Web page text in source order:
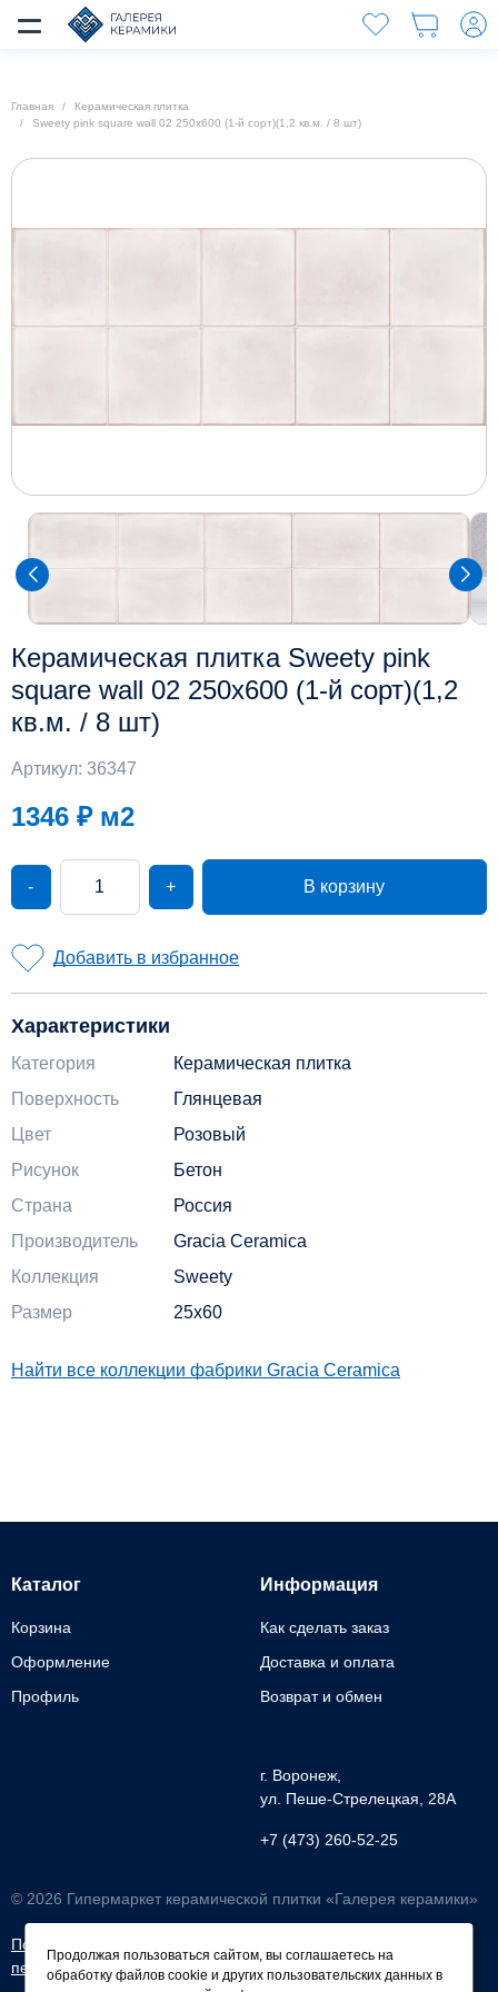
Главная
Керамическая плитка
Sweety pink square wall 02 250х600 (1-й сорт)(1,2 кв.м. / 8 шт)
Керамическая плитка Sweety pink
square wall 02 250х600 (1-й сорт)(1,2
кв.м. / 8 шт)
Артикул: 36347
1346 ₽м2
- + В корзину
Добавить в избранное
Характеристики
Категория
Керамическая плитка
Поверхность
Глянцевая
Цвет
Розовый
Рисунок
Бетон
Страна
Россия
Производитель
Gracia Ceramica
Коллекция
Sweety
Размер
25x60
Найти все коллекции фабрики Gracia Ceramica
г. Воронеж,
ул. Пеше-Cтрелецкая, 28А
+7 (473) 260-52-25
Каталог
Корзина
Оформление
Профиль
Информация
Как сделать заказ
Доставка и оплата
Возврат и обмен
© 2026 Гипермаркет керамической плитки «Галерея керамики»
Политика обработки
персональных данных
персональных данных
Продолжая пользоваться сайтом, вы соглашаетесь на
обработку файлов cookie и других пользовательских данных в